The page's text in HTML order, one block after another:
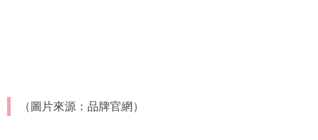
（圖片來源：品牌官網）